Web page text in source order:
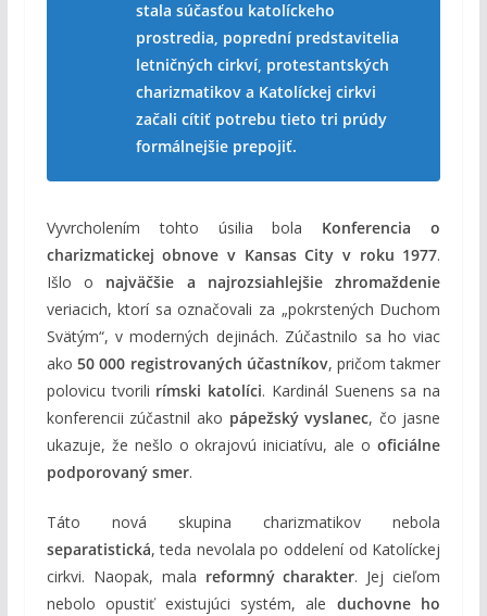
stala súčasťou katolíckeho
prostredia, poprední predstavitelia
letničných cirkví, protestantských
charizmatikov a Katolíckej cirkvi
začali cítiť potrebu tieto tri prúdy
formálnejšie prepojiť.
Vyvrcholením tohto úsilia bola Konferencia o
charizmatickej obnove v Kansas City v roku 1977.
Išlo o najväčšie a najrozsiahlejšie zhromaždenie
veriacich, ktorí sa označovali za „pokrstených Duchom
Svätým“, v moderných dejinách. Zúčastnilo sa ho viac
ako 50 000 registrovaných účastníkov, pričom takmer
polovicu tvorili rímski katolíci. Kardinál Suenens sa na
konferencii zúčastnil ako pápežský vyslanec, čo jasne
ukazuje, že nešlo o okrajovú iniciatívu, ale ooficiálne
podporovaný smer.
Táto nová skupina charizmatikov nebola
separatistická, teda nevolala po oddelení od Katolíckej
cirkvi. Naopak, mala reformný charakter. Jej cieľom
nebolo opustiť existujúci systém, ale duchovne ho